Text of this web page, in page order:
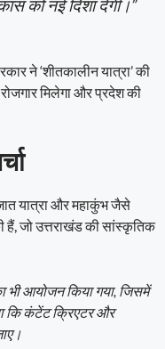
को नई दिशा देगी।”
ने ‘शीतकालीन यात्रा’ की
मिलेगा और प्रदेश की
यात्रा और महाकुंभ जैसे
हैं, जो उत्तराखंड की सांस्कृतिक
भी आयोजन किया गया, जिसमें
कि कंटेंट क्रिएटर और